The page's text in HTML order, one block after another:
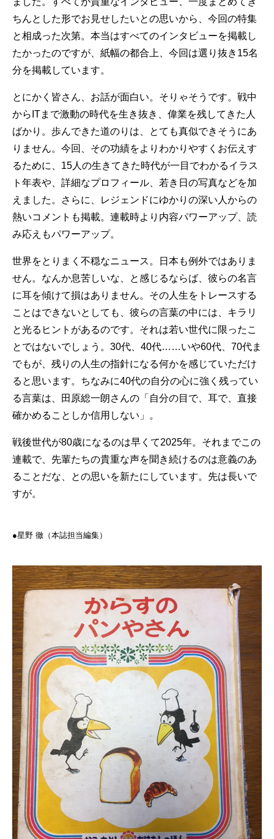
ちんとした形でお見せしたいとの思いから、今回の特集
と相成った次第。本当はすべてのインタビューを掲載し
たかったのですが、紙幅の都合上、今回は選り抜き15名
分を掲載しています。
とにかく皆さん、お話が面白い。そりゃそうです。戦中
からITまで激動の時代を生き抜き、偉業を残してきた人
ばかり。歩んできた道のりは、とても真似できそうにあ
りません。今回、その功績をよりわかりやすくお伝えす
るために、15人の生きてきた時代が一目でわかるイラス
ト年表や、詳細なプロフィール、若き日の写真などを加
えました。さらに、レジェンドにゆかりの深い人からの
熱いコメントも掲載。連載時より内容パワーアップ、読
み応えもパワーアップ。
世界をとりまく不穏なニュース。日本も例外ではありま
せん。なんか息苦しいな、と感じるならば、彼らの名言
に耳を傾けて損はありません。その人生をトレースする
ことはできないとしても、彼らの言葉の中には、キラリ
と光るヒントがあるのです。それは若い世代に限ったこ
とではないでしょう。30代、40代……いや60代、70代ま
でもが、残りの人生の指針になる何かを感じていただけ
ると思います。ちなみに40代の自分の心に強く残ってい
る言葉は、田原総一朗さんの「自分の目で、耳で、直接
確かめることしか信用しない」。
戦後世代が80歳になるのは早くて2025年。それまでこの
連載で、先輩たちの貴重な声を聞き続けるのは意義のあ
ることだな、との思いを新たにしています。先は長いで
すが。
●︎︎︎星野 徹（本誌担当編集）